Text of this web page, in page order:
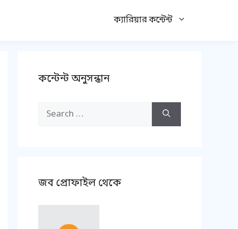
ক্যারিয়ার কন্টেন্ট
কন্টেন্ট অনুসন্ধান
Search
জব প্রোফাইল থেকে